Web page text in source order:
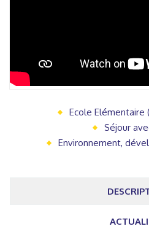
Ecole Elémentaire
Séjour
Environnement,